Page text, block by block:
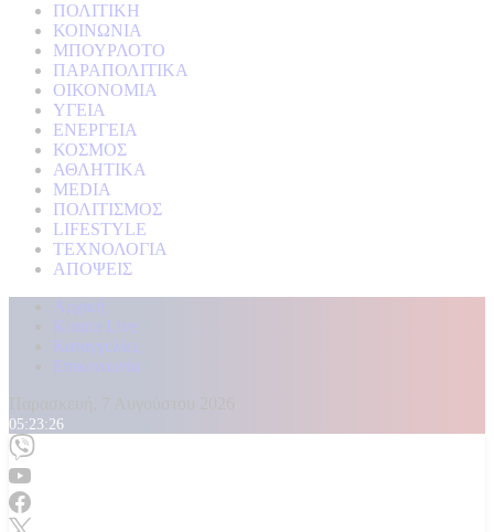
ΠΟΛΙΤΙΚΗ
ΚΟΙΝΩΝΙΑ
ΜΠΟΥΡΛΟΤΟ
ΠΑΡΑΠΟΛΙΤΙΚΑ
ΟΙΚΟΝΟΜΙΑ
ΥΓΕΙΑ
ΕΝΕΡΓΕΙΑ
ΚΟΣΜΟΣ
ΑΘΛΗΤΙΚΑ
MEDIA
ΠΟΛΙΤΙΣΜΟΣ
LIFESTYLE
ΤΕΧΝΟΛΟΓΙΑ
ΑΠΟΨΕΙΣ
Αρχική
Kontra Live
Καταγγελίες
Επικοινωνία
05:23:29